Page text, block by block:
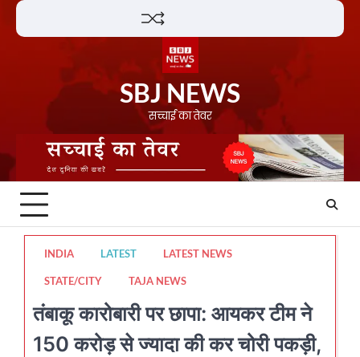
Skip
SBJ NEWS
सच्चाई का तेवर
INDIA LATEST LATEST NEWS
STATE/CITY TAJA NEWS
तंबाकू कारोबारी पर छापा: आयकर टीम ने
150 करोड़ से ज्यादा की कर चोरी पकड़ी,